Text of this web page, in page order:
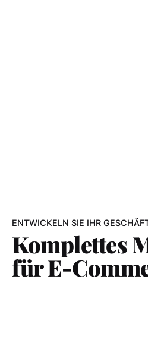
ENTWICKELN SIE IHR
Komplettes
für E-